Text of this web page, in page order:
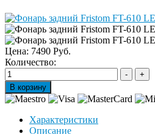
Цена: 7490 Руб.
Количество:
Характеристики
Описание